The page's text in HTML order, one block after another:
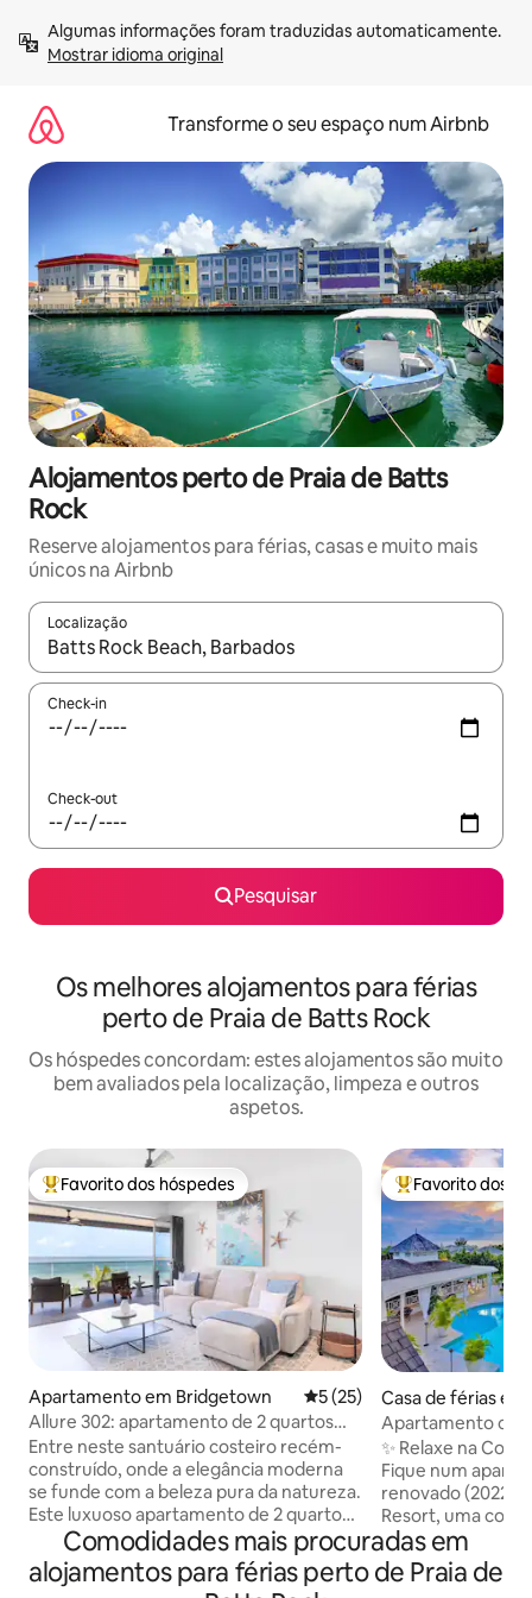
para
Mostrar idioma original
Transforme o seu espaço num Airbnb
Alojamentos perto de Praia de Batts
Rock
Reserve alojamentos para férias, casas e muito mais
únicos na Airbnb
Localização
Quando os resultados estiverem disponíveis, navegue com
Check-in
Check-out
Pesquisar
Os melhores alojamentos para férias
perto de Praia de Batts Rock
Os hóspedes concordam: estes alojamentos são muito
bem avaliados pela localização, limpeza e outros
aspetos.
Favoritos dos hóspedes mais apreciados
Favorito dos hóspedes
Apartamento em Bridgetown Classificação média de 5
5 (25)
Allure 302: apartamento de 2 quartos
frente à praia
Entre neste santuário costeiro recém-
construído, onde a elegância moderna
se funde com a beleza pura da natureza.
Este luxuoso apartamento de 2 quartos
e 2,5 casas de banho à beira-mar está
situado em Brighton Beach, a maior
extensão ininterrupta de areia em
Favoritos dos
Favorito dos
Casa de férias
ast
Apartamento
banheiros com
✨ Relaxe na
Fique num
renovado (2022)
Resort, uma
situada numa
mar a partir do
tropical/piscina a
Comodidades mais procuradas em
alojamentos para férias perto de Praia de